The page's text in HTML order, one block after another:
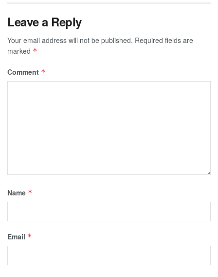
Leave a Reply
Your email address will not be published. Required fields are
marked *
Comment *
Name *
Email *